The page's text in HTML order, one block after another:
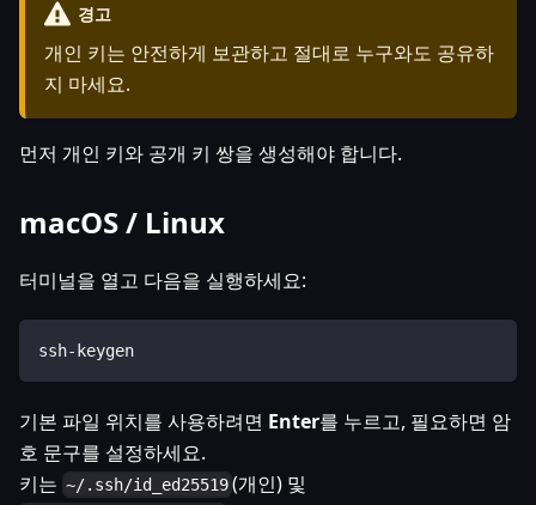
경고
개인 키는 안전하게 보관하고 절대로 누구와도 공유하
지 마세요.
먼저 개인 키와 공개 키 쌍을 생성해야 합니다.
macOS / Linux
터미널을 열고 다음을 실행하세요:
ssh-keygen
기본 파일 위치를 사용하려면 Enter를 누르고, 필요하면 암
호 문구를 설정하세요.
키는 ~/.ssh/id_ed25519 (개인) 및